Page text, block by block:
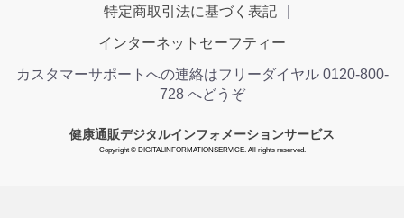
特定商取引法に基づく表記
インターネットセーフティー
カスタマーサポートへの連絡はフリーダイヤル 0120-800-
728 へどうぞ
健康通販デジタルインフォメーションサービス
Copyright © DIGITALINFORMATIONSERVICE. All rights reserved.